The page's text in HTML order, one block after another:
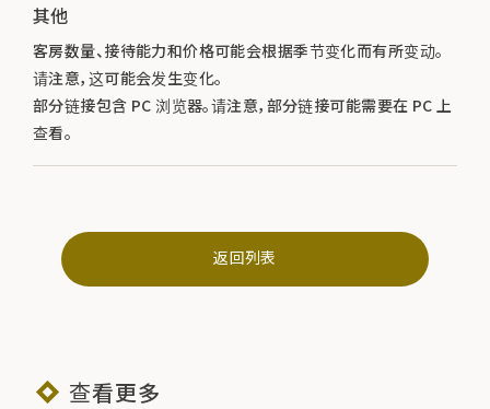
其他
客房数量、接待能力和价格可能会根据季节变化而有所变动。
请注意，这可能会发生变化。
部分链接包含 PC 浏览器。请注意，部分链接可能需要在 PC 上
查看。
返回列表
查看更多